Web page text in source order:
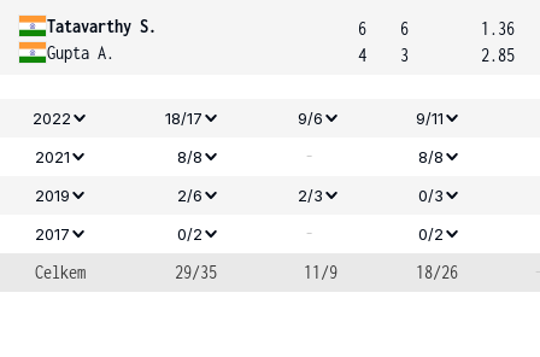
Tatavarthy S.
Gupta A.
6
4
6
3
1.36
2.85
2022 18/17 9/6
9/11
2021
8/8 -
8/8
2019
2/6 2/3
0/3
2017
0/2 - 0/2
Celkem 29/35 11/9 18/26